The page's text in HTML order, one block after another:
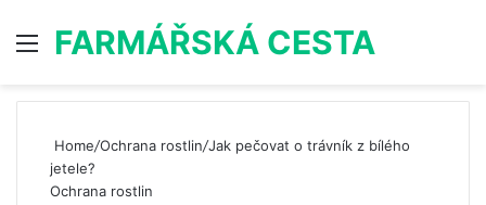
Menu
FARMÁŘSKÁ CESTA
Home/Ochrana rostlin/Jak pečovat o trávník z bílého
jetele?
Ochrana rostlin